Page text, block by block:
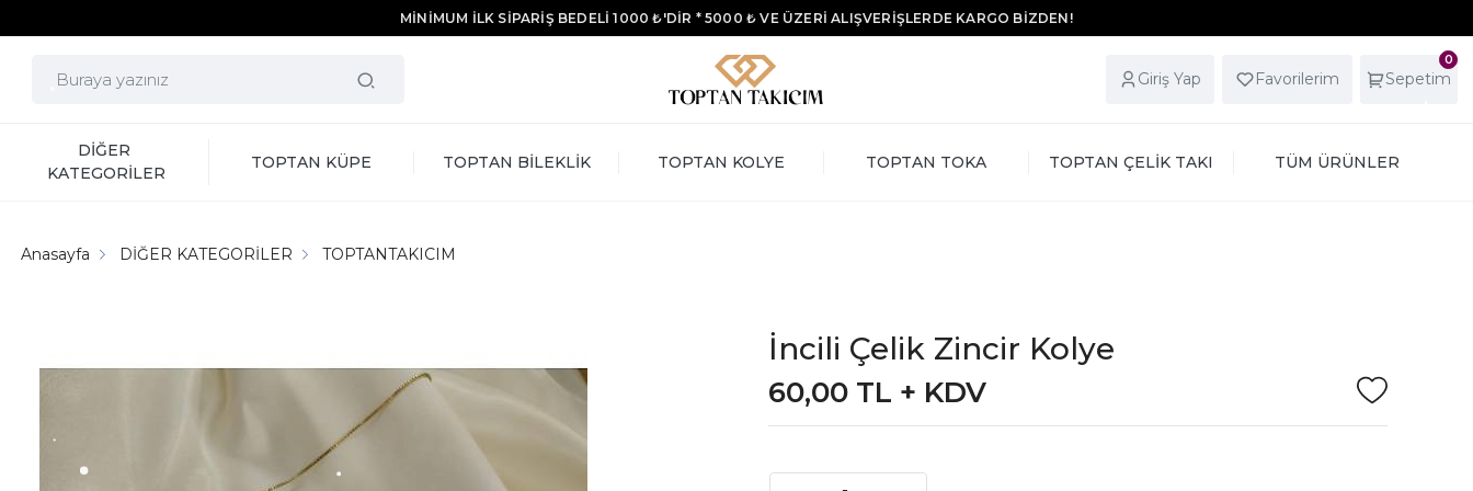
MİNİMUM İLK SİPARİŞ BEDELİ 1000 ₺'DİR * 5000 ₺ VE ÜZERİ ALIŞVERİŞLERDE KARGO BİZDEN!
Giriş Yap Favorilerim
0
Sepetim
DİĞER
KATEGORİLER
TOPTAN KÜPE TOPTAN BİLEKLİK TOPTAN KOLYE TOPTAN TOKA TOPTAN ÇELİK TAKI TÜM ÜRÜNLER
Anasayfa DİĞER KATEGORİLER TOPTANTAKICIM
İncili Çelik Zincir Kolye
60,00 TL + KDV